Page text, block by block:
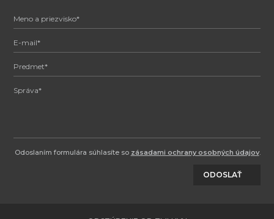
Odoslaním formulára súhlasíte so zásadami ochrany osobných údajov.
ODOSLAŤ